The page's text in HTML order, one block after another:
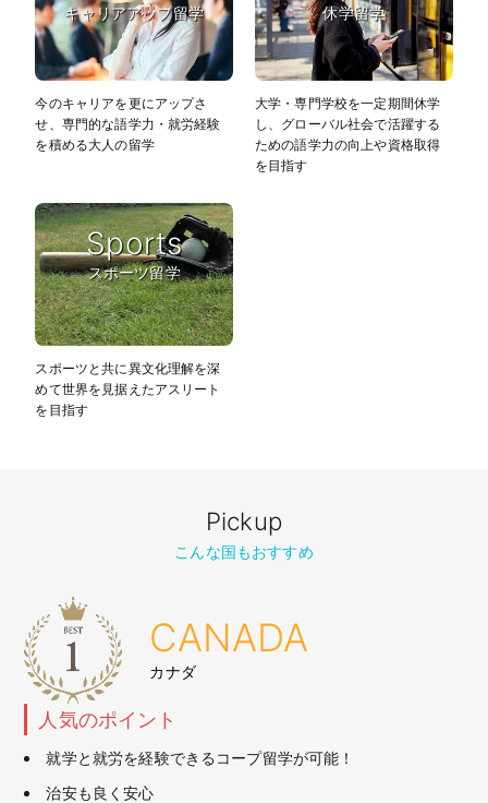
キャリアアップ留学
今のキャリアを更にアップさ
せ、専門的な語学力・就労経験
を積める大人の留学
休学留学
大学・専門学校を一定期間休学
し、グローバル社会で活躍する
ための語学力の向上や資格取得
を目指す
Sports
スポーツ留学
スポーツと共に異文化理解を深
めて世界を見据えたアスリート
を目指す
Pickup
こんな国もおすすめ
CANADA
カナダ
人気のポイント
就学と就労を経験できるコープ留学が可能！
治安も良く安心